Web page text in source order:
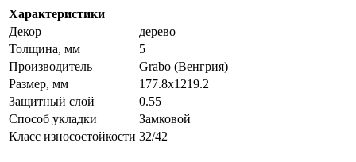
Характеристики
Декор
дерево
Толщина, мм
5
Производитель
Grabo (Венгрия)
Размер, мм
177.8х1219.2
Защитный слой
0.55
Способ укладки
Замковой
Класс износостойкости 32/42